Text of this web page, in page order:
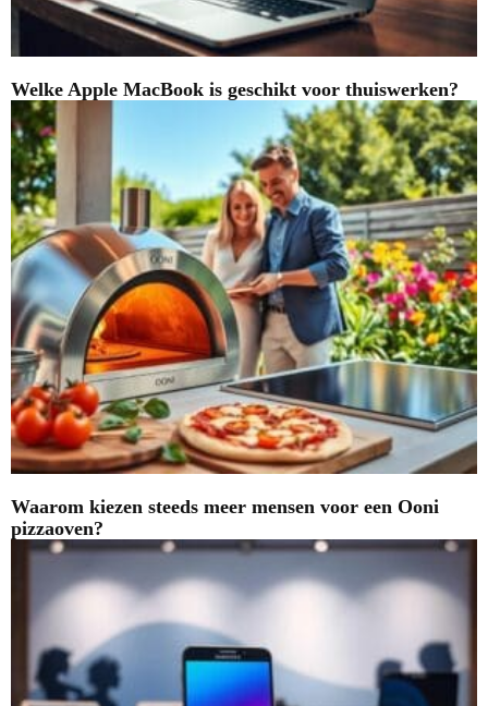
Welke Apple MacBook is geschikt voor thuiswerken?
Waarom kiezen steeds meer mensen voor een Ooni
pizzaoven?